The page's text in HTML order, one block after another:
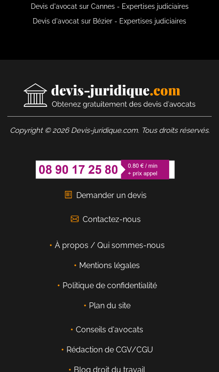
Devis d'avocat sur Cannes - Expertises judiciaires
Devis d'avocat sur Bézier - Expertises judiciaires
Copyright © 2026 Devis-juridique.com. Tous droits réservés.
Demander un devis
Contactez-nous
À propos / Qui sommes-nous
Mentions légales
Politique de confidentialité
Plan du site
Conseils d'avocats
Rédaction de CGV/CGU
Blog droit du travail